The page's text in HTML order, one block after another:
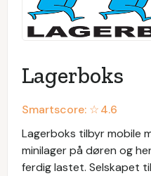
Lagerboks
Smartscore: ☆4.6
Lagerboks tilbyr mobile
minilager på døren og
ferdig lastet. Selskapet